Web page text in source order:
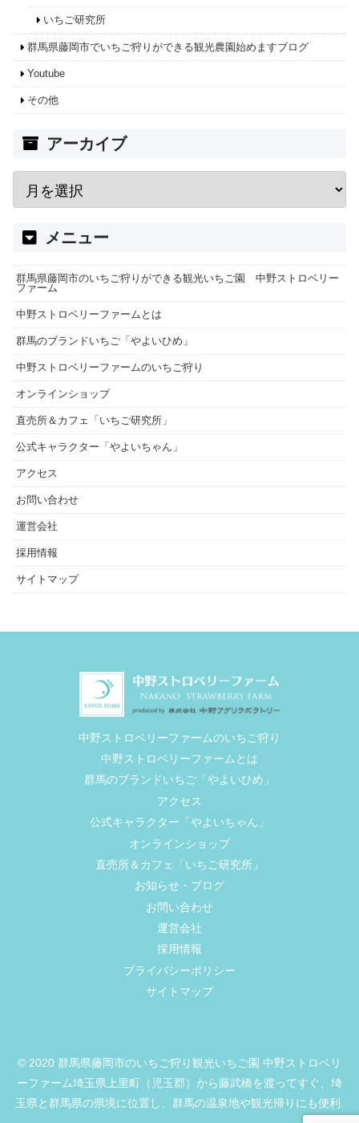
いちご研究所
群馬県藤岡市でいちご狩りができる観光農園始めますブログ
Youtube
その他
アーカイブ
メニュー
群馬県藤岡市のいちご狩りができる観光いちご園 中野ストロベリー
ファーム
中野ストロベリーファームとは
群馬のブランドいちご「やよいひめ」
中野ストロベリーファームのいちご狩り
オンラインショップ
直売所＆カフェ「いちご研究所」
公式キャラクター「やよいちゃん」
アクセス
お問い合わせ
運営会社
採用情報
サイトマップ
中野ストロベリーファームのいちご狩り
中野ストロベリーファームとは
群馬のブランドいちご「やよいひめ」
アクセス
公式キャラクター「やよいちゃん」
オンラインショップ
直売所＆カフェ「いちご研究所」
お知らせ・ブログ
お問い合わせ
運営会社
採用情報
プライバシーポリシー
サイトマップ
© 2020 群馬県藤岡市のいちご狩り観光いちご園 中野ストロベリ
ーファーム埼玉県上里町（児玉郡）から藤武橋を渡ってすぐ、埼
玉県と群馬県の県境に位置し、群馬の温泉地や観光帰りにも便利.